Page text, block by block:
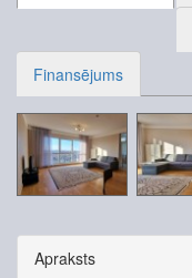
Finansējums
Apraksts